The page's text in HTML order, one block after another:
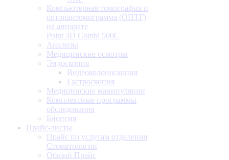
Компьютерная томография и
ортопантомограмма (ОПТГ)
на аппарате
Point 3D Combi 500C
Анализы
Медицинские осмотры
Эндоскопия
Видеоколоноскопия
Гастроскопия
Медицинские манипуляции
Комплексные программы
обследования
Биопсия
Прайс-листы
Прайс по услугам отделения
Стоматологии
Общий Прайс